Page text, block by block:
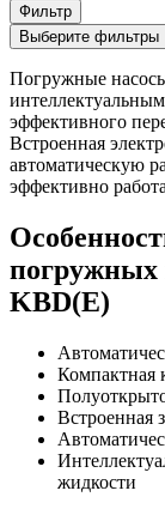
Фильтр
Выберите фильтры
Погружные
эффективного
Встроенная
автоматическую
эффективно
погружных
KBD(E)
Компактная
Встроенная
жидкости